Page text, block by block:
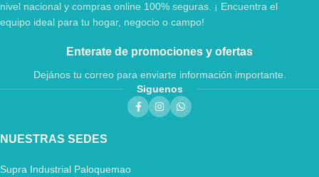
nivel nacional y compras online 100% seguras. ¡ Encuentra el
equipo ideal para tu hogar, negocio o campo!
Enterate de promociones y ofertas
Dejános tu correo para enviarte información importante.
Siguenos
NUESTRAS SEDES
Supra Industrial Paloquemao